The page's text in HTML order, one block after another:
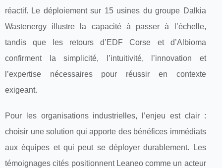
réactif. Le déploiement sur 15 usines du groupe Dalkia
Wastenergy illustre la capacité à passer à l’échelle,
tandis que les retours d’EDF Corse et d’Albioma
confirment la simplicité, l’intuitivité, l’innovation et
l’expertise nécessaires pour réussir en contexte
exigeant.
Pour les organisations industrielles, l’enjeu est clair :
choisir une solution qui apporte des bénéfices immédiats
aux équipes et qui peut se déployer durablement. Les
témoignages cités positionnent Leaneo comme un acteur